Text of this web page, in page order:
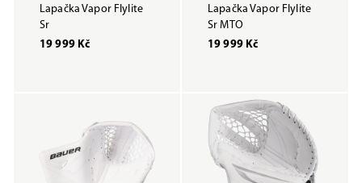
Lapačka Vapor Flylite
Sr
19 999 Kč
Lapačka Vapor Flylite
Sr MTO
19 999 Kč